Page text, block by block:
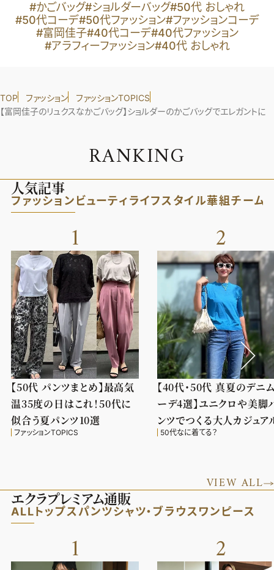
#かごバッグ#ショルダーバッグ#50代 おしゃれ
#50代コーデ#50代ファッション#ファッションコーデ
#富岡佳子#40代コーデ#40代ファッション
#アラフィーファッション#40代 おしゃれ
TOP ファッション
ファッションTOPICS
【富岡佳子のリュクスなかごバッグ】ショルダーのかごバッグでエレガントに
RANKING
人気記事
ファッション ビューティライフスタイル華組チーム
1
【50代 パンツまとめ】最高気
温35度の日はこれ！50代に
似合う夏パンツ10選
ファッションTOPICS
2
【40代・50代 真夏のデニ
ーデ4選】ユニクロや美脚
ンツでつくる大人カジュア
50代なに着てる？
VIEW ALL
エクラプレミアム通販
ALLトップス パンツシャツ・ブラウス ワンピース
1 2